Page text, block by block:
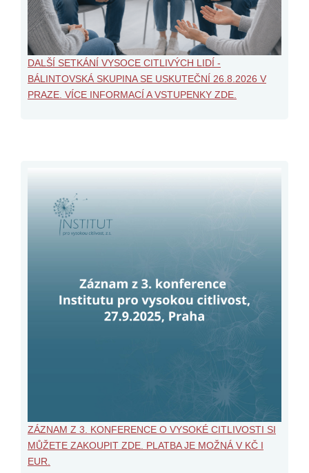
DALŠÍ SETKÁNÍ VYSOCE CITLIVÝCH LIDÍ -
BÁLINTOVSKÁ SKUPINA SE USKUTEČNÍ 26.8.2026 V
PRAZE. VÍCE INFORMACÍ A VSTUPENKY ZDE.
ZÁZNAM Z 3. KONFERENCE O VYSOKÉ CITLIVOSTI SI
MŮŽETE ZAKOUPIT ZDE. PLATBA JE MOŽNÁ V KČ I
EUR.